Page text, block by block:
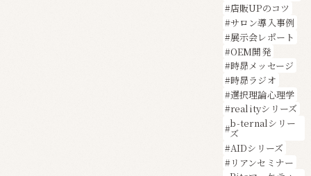
店販UPのコツ
サロン導入事例
展示会レポート
OEM開発
時昴メッセージ
時昴ラジオ
選択理論心理学
realityシリーズ
b-ternalシリー
ズ
AIDシリーズ
リアンセミナー